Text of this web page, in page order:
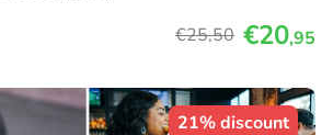
€25,50 €20,95
21% discount